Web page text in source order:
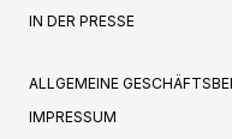
IN DER PRESSE
ALLGEMEINE
IMPRESSUM